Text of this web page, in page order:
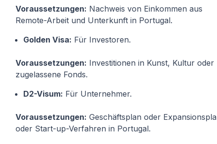
Voraussetzungen: Nachweis von Einkommen aus
Remote-Arbeit und Unterkunft in Portugal.
Golden Visa: Für Investoren.
Voraussetzungen: Investitionen in Kunst, Kultur oder
zugelassene Fonds.
D2-Visum: Für Unternehmer.
Voraussetzungen: Geschäftsplan oder
oder Start-up-Verfahren in Portugal.